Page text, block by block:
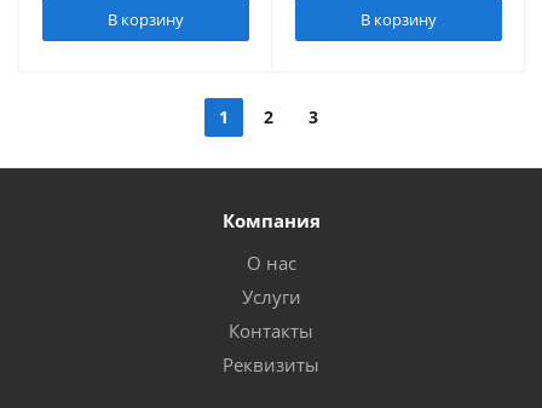
В корзину В корзину
1 2 3
Компания
О нас
Услуги
Контакты
Реквизиты